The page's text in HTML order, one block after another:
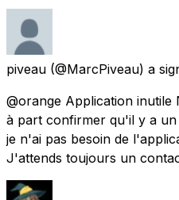
piveau (@MarcPiveau) a
@orange Application
à part confirmer qu'il y a
je n'ai pas besoin de
J'attends toujours un